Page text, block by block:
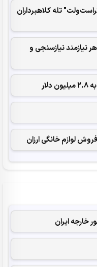
تله کلاهبرداران
نیازمند نیازسنجی و
خارجه ایران